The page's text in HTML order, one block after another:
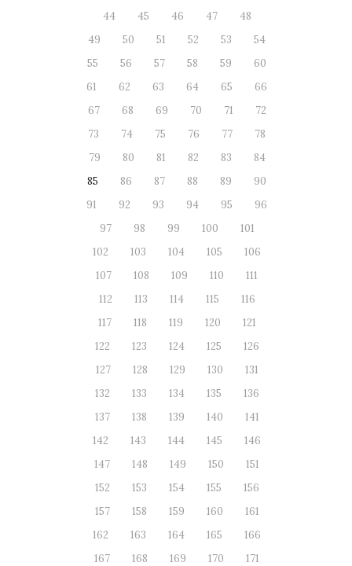
44
45 46 47
48
49
50 51 52 53
54
55
56 57 58 59
60
61
62 63 64 65
66
67
68 69 70 71
72
73
74 75 76 77
78
79
80 81 82 83
84
85
86 87 88 89
90
91
92 93 94 95
96
97
98 99 100
101
102
103 104 105
106
107
108 109 110
111
112
113 114 115
116
117
118 119 120
121
122
123 124 125
126
127
128 129 130
131
132
133 134 135
136
137
138 139 140
141
142
143 144 145
146
147
148 149 150
151
152
153 154 155
156
157
158 159 160
161
162
163 164 165
166
167
168 169 170
171